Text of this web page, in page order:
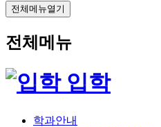
전체메뉴열기
전체메뉴
입학
학과안내